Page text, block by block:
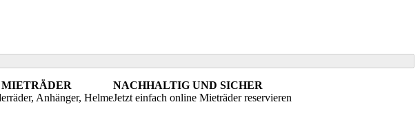
Anhänger, Helme
NACHHALTIG UND SICHER
Jetzt einfach online Mieträder reservieren